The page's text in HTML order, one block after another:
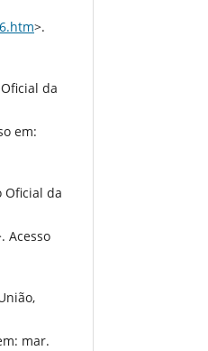
>.
da
em:
Oficial da
Acesso
mar.